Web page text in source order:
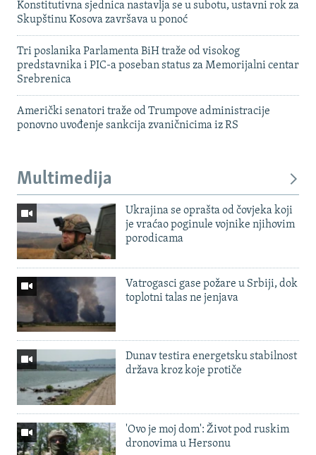
Konstitutivna sjednica nastavlja se u subotu, ustavni rok za
Skupštinu Kosova završava u ponoć
Tri poslanika Parlamenta BiH traže od visokog
predstavnika i PIC-a poseban status za Memorijalni centar
Srebrenica
Američki senatori traže od Trumpove administracije
ponovno uvođenje sankcija zvaničnicima iz RS
Multimedija
Ukrajina se oprašta od čovjeka koji
je vraćao poginule vojnike njihovim
porodicama
Vatrogasci gase požare u Srbiji, dok
toplotni talas ne jenjava
Dunav testira energetsku stabilnost
država kroz koje protiče
'Ovo je moj dom': Život pod ruskim
dronovima u Hersonu